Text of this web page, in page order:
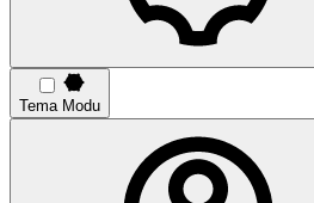
Tema Modu